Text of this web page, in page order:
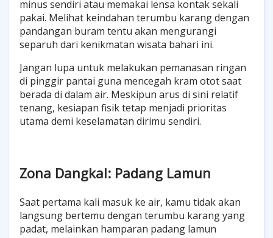
minus sendiri atau memakai lensa kontak sekali
pakai. Melihat keindahan terumbu karang dengan
pandangan buram tentu akan mengurangi
separuh dari kenikmatan wisata bahari ini.
Jangan lupa untuk melakukan pemanasan ringan
di pinggir pantai guna mencegah kram otot saat
berada di dalam air. Meskipun arus di sini relatif
tenang, kesiapan fisik tetap menjadi prioritas
utama demi keselamatan dirimu sendiri.
Zona Dangkal: Padang Lamun
Saat pertama kali masuk ke air, kamu tidak akan
langsung bertemu dengan terumbu karang yang
padat, melainkan hamparan padang lamun